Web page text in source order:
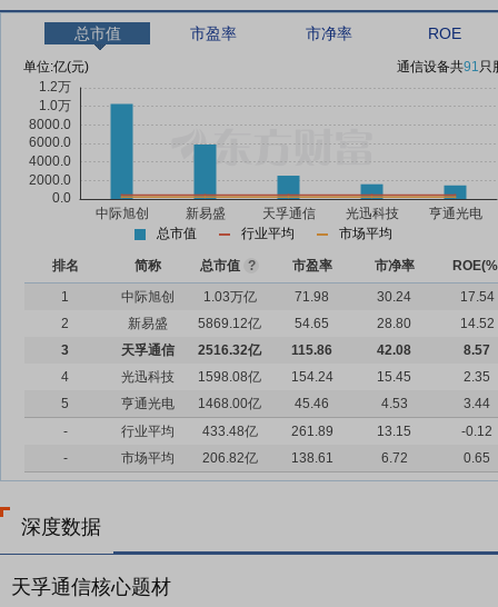
总市值 市盈率 市净率 ROE
单位:亿(元) 通信设备共91只
总市值 行业平均 市场平均
排名 简称 总市值 ? 市盈率 市净率
1
中际旭创 1.03万亿 71.98 30.24
17.54
2
新易盛 5869.12亿 54.65 28.80
14.52
3
天孚通信 2516.32亿 115.86 42.08
8.57
4
光迅科技 1598.08亿 154.24 15.45
2.35
5
亨通光电 1468.00亿 45.46 4.53
3.44
-
行业平均 433.48亿 261.89 13.15
-0.12
-
市场平均 206.82亿 138.61 6.72 0.65
深度数据
天孚通信核心题材